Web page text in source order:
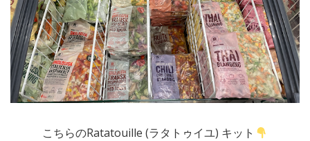
こちらのRatatouille (ラタトゥイユ) キット